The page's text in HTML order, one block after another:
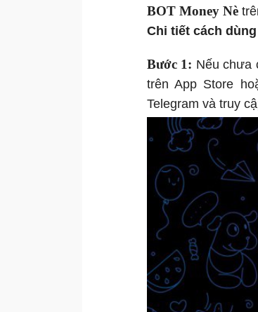
BOT Money Nè
Chi tiết cách
Bước 1: Nếu chưa
trên App Store
Telegram và truy